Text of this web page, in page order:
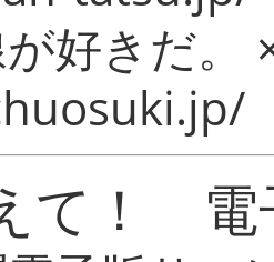
好きだ。
て！ 電